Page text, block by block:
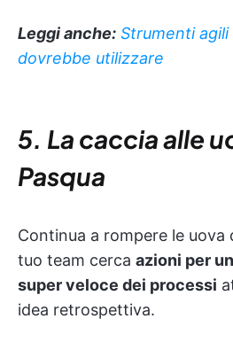
Leggi anche: Strumenti
dovrebbe utilizzare
5. La caccia alle
Pasqua
Continua a rompere le uova
tuo team cerca azioni per
super veloce dei processi
idea retrospettiva.